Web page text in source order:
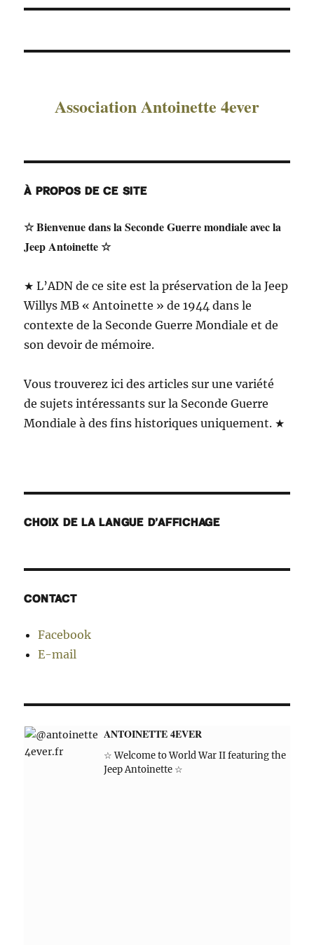
Association Antoinette 4ever
À PROPOS DE CE SITE
☆ Bienvenue dans la Seconde Guerre mondiale avec la
Jeep Antoinette ☆
★ L’ADN de ce site est la préservation de la Jeep
Willys MB « Antoinette » de 1944 dans le
contexte de la Seconde Guerre Mondiale et de
son devoir de mémoire.
Vous trouverez ici des articles sur une variété
de sujets intéressants sur la Seconde Guerre
Mondiale à des fins historiques uniquement. ★
CHOIX DE LA LANGUE D’AFFICHAGE
CONTACT
Facebook
E-mail
ANTOINETTE 4EVER
☆ Welcome to World War II featuring the
Jeep Antoinette ☆